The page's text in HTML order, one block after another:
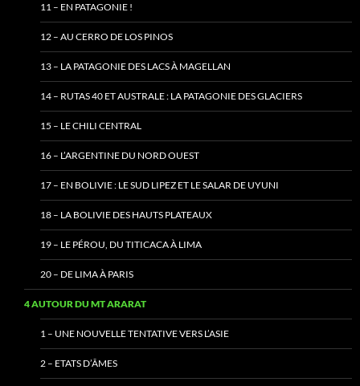
11 – EN PATAGONIE !
12 – AU CERRO DE LOS PINOS
13 – LA PATAGONIE DES LACS À MAGELLAN
14 – RUTAS 40 ET AUSTRALE : LA PATAGONIE DES GLACIERS
15 – LE CHILI CENTRAL
16 – L’ARGENTINE DU NORD OUEST
17 – EN BOLIVIE : LE SUD LIPEZ ET LE SALAR DE UYUNI
18 – LA BOLIVIE DES HAUTS PLATEAUX
19 – LE PÉROU, DU TITICACA À LIMA
20 – DE LIMA À PARIS
4 AUTOUR DU MT ARARAT
1 – UNE NOUVELLE TENTATIVE VERS L’ASIE
2 – ETATS D’ÂMES